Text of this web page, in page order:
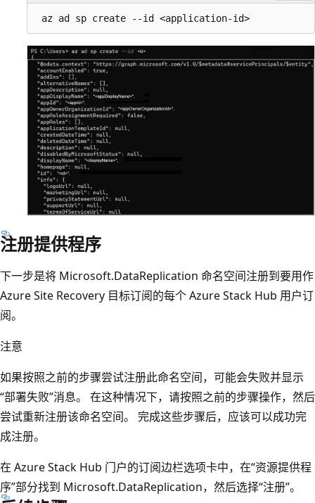
注册提供程序
下一步是将 Microsoft.DataReplication 命名空间注册到要用作
Azure Site Recovery 目标订阅的每个 Azure Stack Hub 用户订
阅。
注意
如果按照之前的步骤尝试注册此命名空间，可能会失败并显示
“部署失败”消息。
在这种情况下，请按照之前的步骤操作，然后
尝试重新注册该命名空间。 完成这些步骤后，应该可以成功完
成注册。
在 Azure Stack Hub 门户的订阅边栏选项卡中，在“资源提供程
序”部分找到 Microsoft.DataReplication，然后选择“注册”。